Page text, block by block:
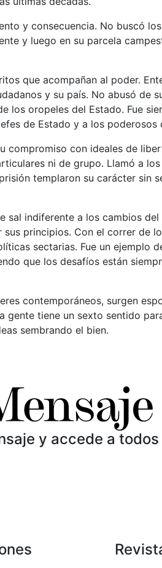
y consecuencia. No buscó
y luego en su parcela
que acompañan al poder.
y su país. No abusó de
los oropeles del Estado. Fue
de Estado y a los poderosos
compromiso con ideales de
ni de grupo. Llamó a
templaron su carácter sin
sal indiferente a los cambios
principios. Con el correr de
sectarias. Fue un ejemplo
que los desafíos están
contemporáneos, surgen
gente tiene un sexto sentido
sembrando el bien.
y accede a